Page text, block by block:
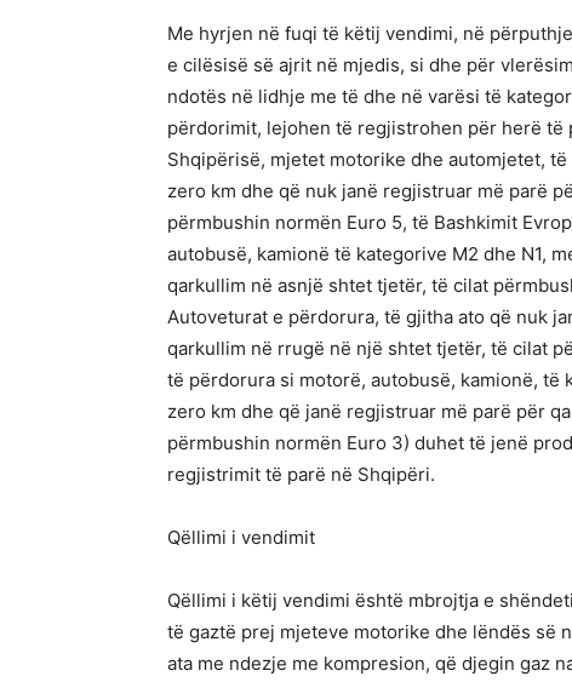
Me hyrjen në fuqi të këtij vendimi, në
e cilësisë së ajrit në mjedis, si dhe për
ndotës në lidhje me të dhe në varësi të
përdorimit, lejohen të regjistrohen për herë
Shqipërisë, mjetet motorike dhe automjetet,
zero km dhe që nuk janë regjistruar më parë
përmbushin normën Euro 5, të Bashkimit
autobusë, kamionë të kategorive M2 dhe N1,
qarkullim në asnjë shtet tjetër, të cilat
Autoveturat e përdorura, të gjitha ato që nuk
qarkullim në rrugë në një shtet tjetër, të cilat
të përdorura si motorë, autobusë, kamionë, të
zero km dhe që janë regjistruar më parë për
përmbushin normën Euro 3) duhet të jenë
regjistrimit të parë në Shqipëri.
Qëllimi i vendimit
Qëllimi i këtij vendimi është mbrojtja e
të gaztë prej mjeteve motorike dhe lëndës së
ata me ndezje me kompresion, që djegin gaz